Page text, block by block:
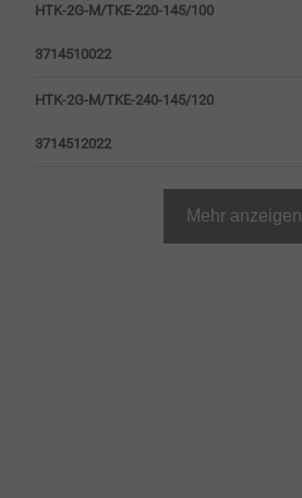
HTK-2G-M/TKE-220-145/100
3714510022
HTK-2G-M/TKE-240-145/120
3714512022
Mehr anzeigen